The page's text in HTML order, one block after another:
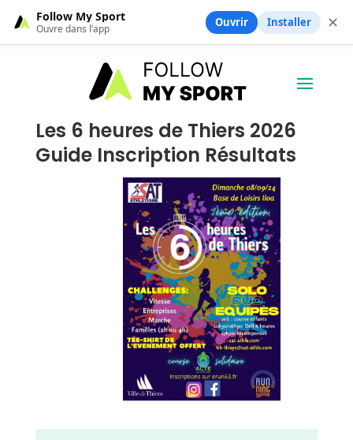
Les 6 heures de Thiers 2026
Guide Inscription Résultats
Follow My Sport
Ouvre dans l’app Ouvrir Installer ✕